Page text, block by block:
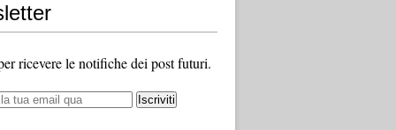
ricevere le notifiche dei post futuri.